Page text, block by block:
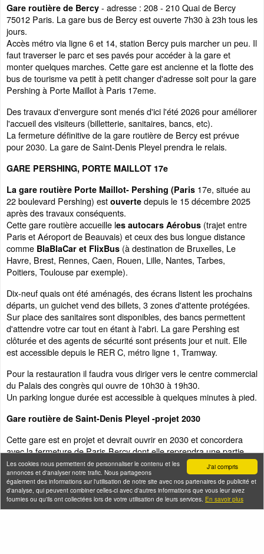
J'ai compris
Les cookies nous permettent de personnaliser le contenu et les
annonces et d'analyser notre trafic. Nous partageons
également des informations sur l'utilisation de notre site avec nos partenaires de publicité et
d'analyse, qui peuvent combiner celles-ci avec d'autres informations que vous leur avez
fournies ou qu'ils ont collectées lors de votre utilisation de leurs services. En savoir plus
Gare routière de Bercy - adresse : 208 - 210 Quai de Bercy
75012 Paris. La gare bus de Bercy est ouverte 7h30 à 23h tous les
jours.
Accès métro via ligne 6 et 14, station Bercy puis marcher un peu. Il
faut traverser le parc et ses pavés pour accéder à la gare et
monter quelques marches. Cette gare est ancienne et la flotte des
bus de tourisme va petit à petit changer d'adresse soit pour la gare
Pershing à Porte Maillot à Paris 17eme.
Des travaux d'envergure sont menés d'ici l'été 2026 pour améliorer
l'accueil des visiteurs (billetterie, sanitaires, bancs, etc).
La fermeture définitive de la gare routière de Bercy est prévue
pour 2030. La gare de Saint-Denis Pleyel prendra le relais.
GARE PERSHING, PORTE MAILLOT 17e
La gare routière Porte Maillot- Pershing (Paris 17e, située au
22 boulevard Pershing) est ouverte depuis le 15 décembre 2025
après des travaux conséquents.
Cette gare routière accueille les autocars Aérobus (trajet entre
Paris et Aéroport de Beauvais) et ceux des bus longue distance
comme BlaBlaCar et FlixBus (à destination de Bruxelles, Le
Havre, Brest, Rennes, Caen, Rouen, Lille, Nantes, Tarbes,
Poitiers, Toulouse par exemple).
Dix-neuf quais ont été aménagés, des écrans listent les prochains
départs, un guichet vend des billets, 3 zones d'attente protégées.
Sur place des sanitaires sont disponibles, des bancs permettent
d'attendre votre car tout en étant à l'abri. La gare Pershing est
clôturée et des agents de sécurité sont présents jour et nuit. Elle
est accessible depuis le RER C, métro ligne 1, Tramway.
Pour la restauration il faudra vous diriger vers le centre commercial
du Palais des congrès qui ouvre de 10h30 à 19h30.
Un parking longue durée est accessible à quelques minutes à pied.
Gare routière de Saint-Denis Pleyel -projet 2030
Cette gare est en projet et devrait ouvrir en 2030 et concordera
avec la fermeture de Paris-Bercy dont elle reprendra une partie
des destinations de bus longue destination.
Les plans d'accès
Le plan du métro parisien et RER(source RATP)